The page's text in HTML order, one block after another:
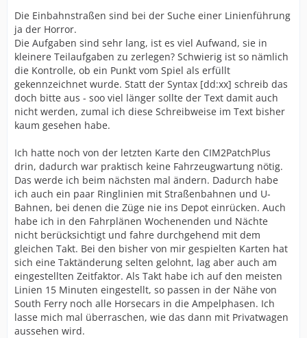
Die Einbahnstraßen sind bei der Suche einer Linienführung
ja der Horror.
Die Aufgaben sind sehr lang, ist es viel Aufwand, sie in
kleinere Teilaufgaben zu zerlegen? Schwierig ist so nämlich
die Kontrolle, ob ein Punkt vom Spiel als erfüllt
gekennzeichnet wurde. Statt der Syntax [dd:xx] schreib das
doch bitte aus - soo viel länger sollte der Text damit auch
nicht werden, zumal ich diese Schreibweise im Text bisher
kaum gesehen habe.
Ich hatte noch von der letzten Karte den CIM2PatchPlus
drin, dadurch war praktisch keine Fahrzeugwartung nötig.
Das werde ich beim nächsten mal ändern. Dadurch habe
ich auch ein paar Ringlinien mit Straßenbahnen und U-
Bahnen, bei denen die Züge nie ins Depot einrücken. Auch
habe ich in den Fahrplänen Wochenenden und Nächte
nicht berücksichtigt und fahre durchgehend mit dem
gleichen Takt. Bei den bisher von mir gespielten Karten hat
sich eine Taktänderung selten gelohnt, lag aber auch am
eingestellten Zeitfaktor. Als Takt habe ich auf den meisten
Linien 15 Minuten eingestellt, so passen in der Nähe von
South Ferry noch alle Horsecars in die Ampelphasen. Ich
lasse mich mal überraschen, wie das dann mit Privatwagen
aussehen wird.